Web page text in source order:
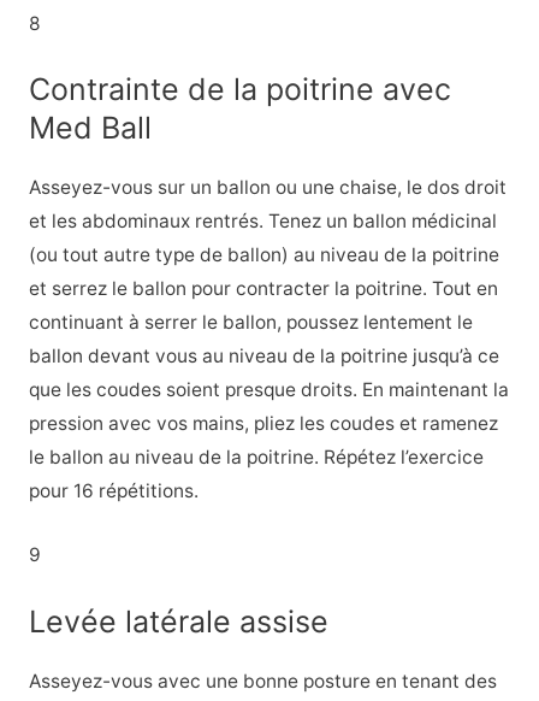
8
Contrainte de la poitrine avec
Med Ball
Asseyez-vous sur un ballon ou une chaise, le dos droit
et les abdominaux rentrés. Tenez un ballon médicinal
(ou tout autre type de ballon) au niveau de la poitrine
et serrez le ballon pour contracter la poitrine. Tout en
continuant à serrer le ballon, poussez lentement le
ballon devant vous au niveau de la poitrine jusqu’à ce
que les coudes soient presque droits. En maintenant la
pression avec vos mains, pliez les coudes et ramenez
le ballon au niveau de la poitrine. Répétez l’exercice
pour 16 répétitions.
9
Levée latérale assise
Asseyez-vous avec une bonne posture en tenant des